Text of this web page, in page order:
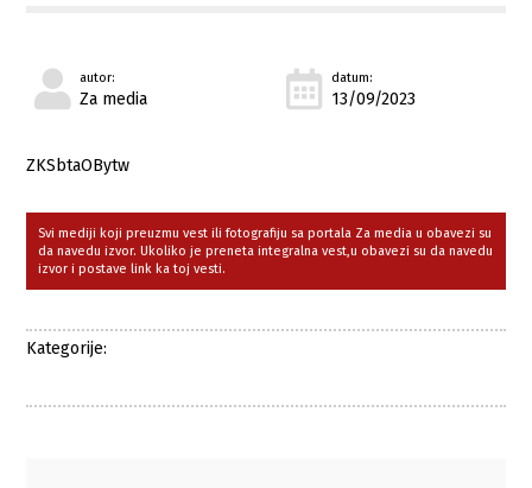
autor:
Za media
datum:
13/09/2023
ZKSbtaOBytw
Svi mediji koji preuzmu vest ili fotografiju sa portala Za media u obavezi su
da navedu izvor. Ukoliko je preneta integralna vest,u obavezi su da navedu
izvor i postave link ka toj vesti.
Kategorije: